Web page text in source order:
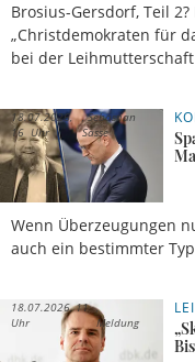
Brosius-Gersdorf, Teil
„Christdemokraten für
bei der
Wenn Überzeugungen
auch ein bestimmter
18.07.2026,
16 Uhr
Sebastian
Sasse
18.07.2026, 11
Uhr
Meldung